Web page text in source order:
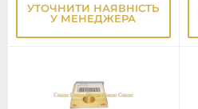
УТОЧНИТИ НАЯВНІСТЬ
У МЕНЕДЖЕРА